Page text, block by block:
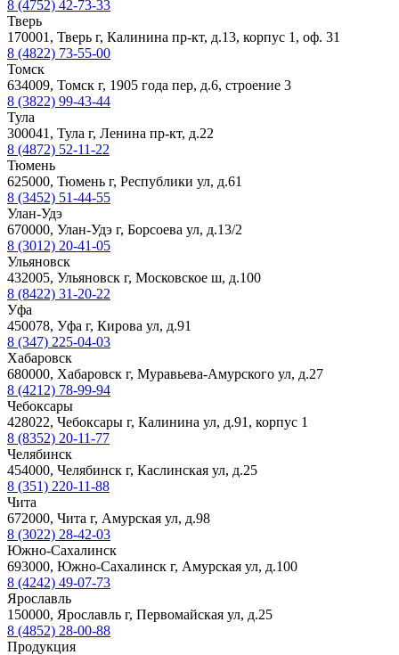
8 (4752) 42-73-33
Тверь
170001, Тверь г, Калинина пр-кт, д.13, корпус 1, оф. 31
8 (4822) 73-55-00
Томск
634009, Томск г, 1905 года пер, д.6, строение 3
8 (3822) 99-43-44
Тула
300041, Тула г, Ленина пр-кт, д.22
8 (4872) 52-11-22
Тюмень
625000, Тюмень г, Республики ул, д.61
8 (3452) 51-44-55
Улан-Удэ
670000, Улан-Удэ г, Борсоева ул, д.13/2
8 (3012) 20-41-05
Ульяновск
432005, Ульяновск г, Московское ш, д.100
8 (8422) 31-20-22
Уфа
450078, Уфа г, Кирова ул, д.91
8 (347) 225-04-03
Хабаровск
680000, Хабаровск г, Муравьева-Амурского ул, д.27
8 (4212) 78-99-94
Чебоксары
428022, Чебоксары г, Калинина ул, д.91, корпус 1
8 (8352) 20-11-77
Челябинск
454000, Челябинск г, Каслинская ул, д.25
8 (351) 220-11-88
Чита
672000, Чита г, Амурская ул, д.98
8 (3022) 28-42-03
Южно-Сахалинск
693000, Южно-Сахалинск г, Амурская ул, д.100
8 (4242) 49-07-73
Ярославль
150000, Ярославль г, Первомайская ул, д.25
8 (4852) 28-00-88
Продукция